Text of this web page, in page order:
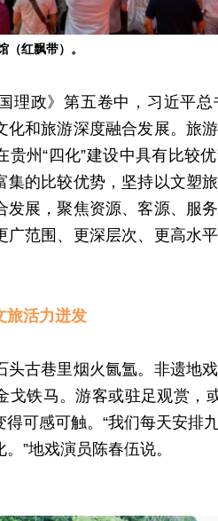
（红飘带）。
政》第五卷中，习近平总
化和旅游深度融合发展。旅
贵州“四化”建设中具有比较
集的比较优势，坚持以文塑
发展，聚焦资源、客源、服
广范围、更深层次、更高水
活力迸发
古巷里烟火氤氲。非遗地戏
戈铁马。游客或驻足观赏，
可感可触。“我们每天安排
”地戏演员陈春伍说。